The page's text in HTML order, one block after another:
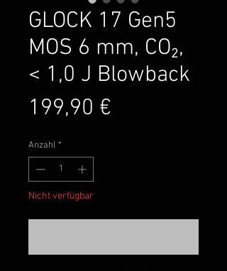
GLOCK 17 Gen5
MOS 6 mm, CO₂,
< 1,0 J Blowback
199,90 €
Anzahl *
Nicht verfügbar